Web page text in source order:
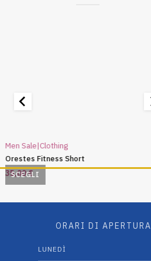
SCEGLI
prodotto
Men Sale|Clothing
Orestes Fitness Short
35,00€
ORARI DI APERTURA
LUNEDÌ